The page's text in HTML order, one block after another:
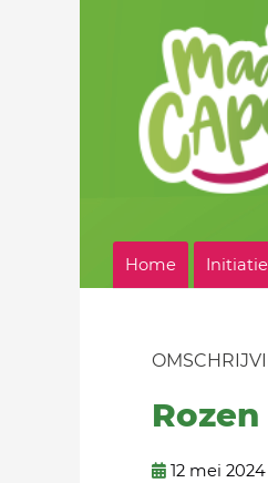
Home
12 mei 2024